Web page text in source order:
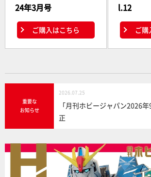
24年3月号
ご購入はこちら
l.12
ご購
重要な
お知らせ
2026.07.25
「月刊ホビージャパン2026
正